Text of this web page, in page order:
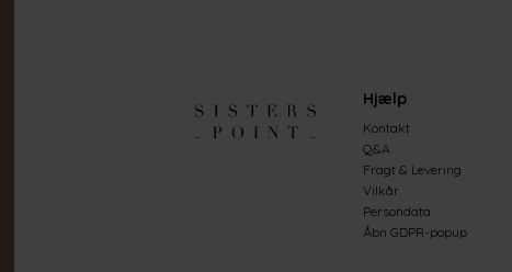
Hjælp
Kontakt
Q&A
Fragt & Levering
Vilkår
Persondata
Åbn GDPR-popup